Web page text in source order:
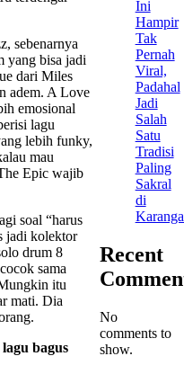
sebenarnya
yang bisa jadi
dari Miles
adem. A Love
emosional
lagu
lebih funky,
mau
Epic wajib
soal “harus
jadi kolektor
drum 8
sama
itu
mati. Dia
bagus
Ini
Hampir
Tak
Pernah
Viral,
Padahal
Jadi
Salah
Satu
Tradisi
Paling
Sakral
di
Recent
No
comments to
show.